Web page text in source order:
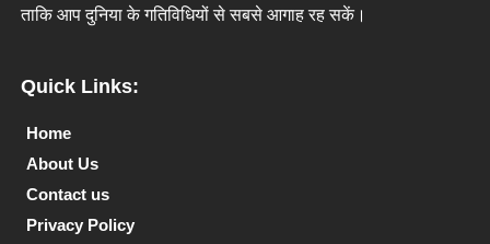
ताकि आप दुनिया के गतिविधियों से सबसे आगाह रह सकें।
Quick Links:
Home
About Us
Contact us
Privacy Policy